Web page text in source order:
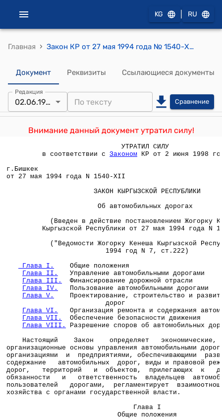
KG RU
Главная › Закон КР от 27 мая 1994 года № 1540-XII "Об автомобильных дорогах"
Документ Реквизиты Ссылающиеся документы
Редакция
02.06.1998 Сравнение
Внимание данный документ утратил силу!